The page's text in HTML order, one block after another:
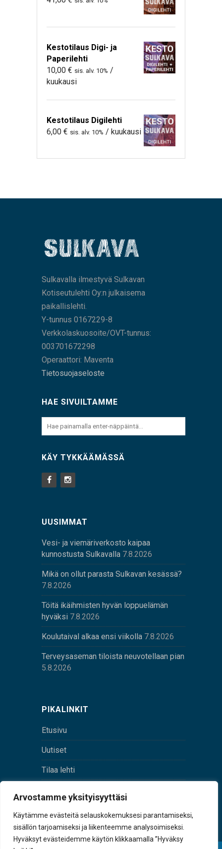
Arvostamme yksityisyyttäsi
Käytämme evästeitä selauskokemuksesi parantamiseksi,
sisällön tarjoamiseksi ja liikenteemme analysoimiseksi.
Hyväksyt evästeidemme käytön klikkaamalla ”Hyväksy
Kestotilaus Digi- ja
Paperilehti
10,00 € sis. alv. 10% /
kuukausi
Kestotilaus Digilehti
6,00 € sis. alv. 10% / kuukausi
Sulkavalla ilmestyvä Sulkavan
Kotiseutulehti Oy:n julkaisema
paikallislehti.
Y-tunnus 0167229-8
Verkkolaskuosoite/OVT-tunnus:
003701672298
Operaattori: Maventa
Tietosuojaseloste
HAE SIVUILTAMME
KÄY TYKKÄÄMÄSSÄ
UUSIMMAT
Vesi- ja viemäriverkosto kaipaa
kunnostusta Sulkavalla 7.8.2026
Mikä on ollut parasta Sulkavan kesässä?
7.8.2026
Töitä ikäihmisten hyvän loppuelämän
hyväksi 7.8.2026
Koulutaival alkaa ensi viikolla 7.8.2026
Terveysaseman tiloista neuvotellaan pian
5.8.2026
PIKALINKIT
Etusivu
Uutiset
Tilaa lehti